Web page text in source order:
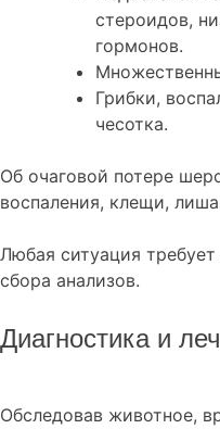
стероидов,
гормонов.
Грибки,
чесотка.
Об очаговой потере
воспаления, клещи,
Любая ситуация
сбора анализов.
Диагностика и
Обследовав животное,